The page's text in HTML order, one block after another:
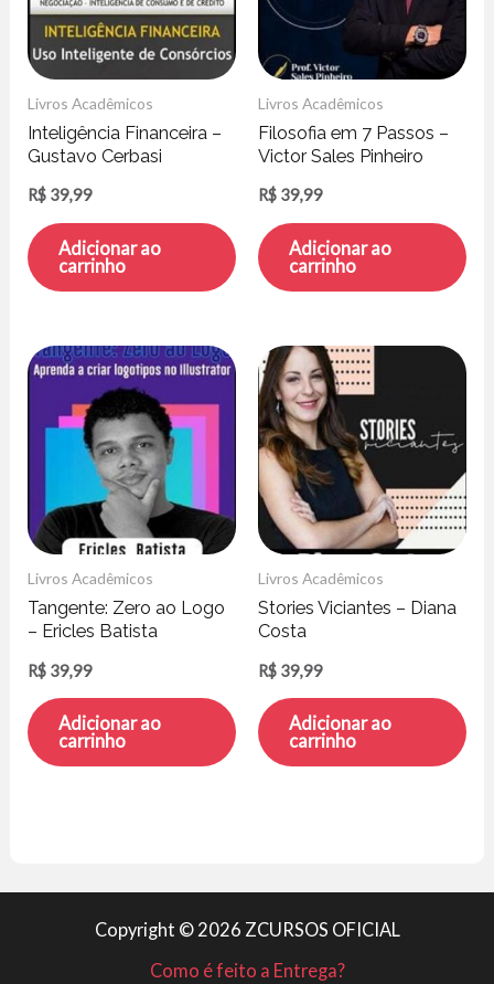
Livros Acadêmicos
Inteligência Financeira –
Gustavo Cerbasi
R$ 39,99
Adicionar ao
carrinho
Livros Acadêmicos
Filosofia em 7 Passos –
Victor Sales Pinheiro
R$ 39,99
Adicionar ao
carrinho
Livros Acadêmicos
Tangente: Zero ao Logo
– Ericles Batista
R$ 39,99
Adicionar ao
carrinho
Livros Acadêmicos
Stories Viciantes – Diana
Costa
R$ 39,99
Adicionar ao
carrinho
Copyright © 2026 ZCURSOS OFICIAL
Como é feito a Entrega?